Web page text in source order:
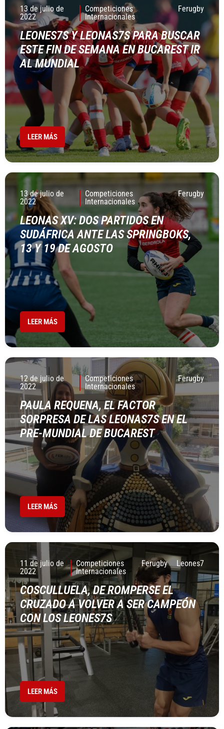
13 de julio de
2022
Competiciones
Internacionales
Ferugby
LEONES7S Y LEONAS7S PARA BUSCAR
ESTE FIN DE SEMANA EN BUCAREST IR
AL MUNDIAL
LEER MÁS
13 de julio de
2022
Competiciones
Internacionales
Ferugby
LEONAS XV: DOS PARTIDOS EN
SUDÁFRICA ANTE LAS SPRINGBOKS,
13 Y 19 DE AGOSTO
LEER MÁS
12 de julio de
2022
Competiciones
Internacionales
Ferugby
PAULA REQUENA, EL FACTOR
SORPRESA DE LAS LEONAS7S EN EL
PRE-MUNDIAL DE BUCAREST
LEER MÁS
11 de julio de
2022
Competiciones
Internacionales
Ferugby Leones7
COSCULLUELA, DE ROMPERSE EL
CRUZADO A VOLVER A SER CAMPEÓN
CON LOS LEONES7S
LEER MÁS